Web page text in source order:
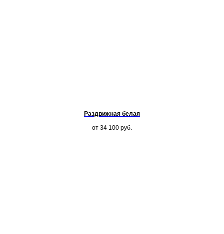
Раздвижная белая
от 34 100 руб.